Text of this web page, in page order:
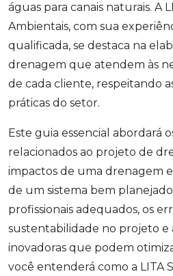
águas para canais naturais. A
Ambientais, com sua
qualificada, se destaca na
drenagem que atendem às
de cada cliente, respeitando
práticas do setor.
Este guia essencial abordará
relacionados ao projeto de
impactos de uma drenagem
de um sistema bem
profissionais adequados, os
sustentabilidade no projeto e
inovadoras que podem
você entenderá como a LITA